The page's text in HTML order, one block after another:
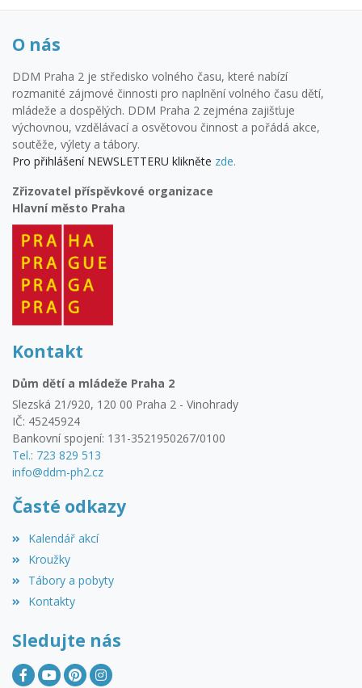
O nás
DDM Praha 2 je středisko volného času, které nabízí
rozmanité zájmové činnosti pro naplnění volného času dětí,
mládeže a dospělých. DDM Praha 2 zejména zajišťuje
výchovnou, vzdělávací a osvětovou činnost a pořádá akce,
soutěže, výlety a tábory.
Pro přihlášení NEWSLETTERU klikněte zde.
Zřizovatel příspěvkové organizace
Hlavní město Praha
Kontakt
Dům dětí a mládeže Praha 2
Slezská 21/920, 120 00 Praha 2 - Vinohrady
IČ: 45245924
Bankovní spojení: 131-3521950267/0100
Tel.: 723 829 513
info@ddm-ph2.cz
Časté odkazy
Kalendář akcí
Kroužky
Tábory a pobyty
Kontakty
Sledujte nás